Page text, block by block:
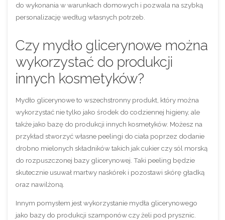
do wykonania w warunkach domowych i pozwala na szybką
personalizację według własnych potrzeb.
Czy mydło glicerynowe można
wykorzystać do produkcji
innych kosmetyków?
Mydło glicerynowe to wszechstronny produkt, który można
wykorzystać nie tylko jako środek do codziennej higieny, ale
także jako bazę do produkcji innych kosmetyków. Możesz na
przykład stworzyć własne peelingi do ciała poprzez dodanie
drobno mielonych składników takich jak cukier czy sól morską
do rozpuszczonej bazy glicerynowej. Taki peeling będzie
skutecznie usuwał martwy naskórek i pozostawi skórę gładką
oraz nawilżoną.
Innym pomysłem jest wykorzystanie mydła glicerynowego
jako bazy do produkcji szamponów czy żeli pod prysznic.